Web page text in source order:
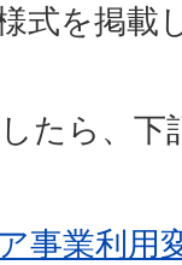
式を掲載
たら、下
事業利